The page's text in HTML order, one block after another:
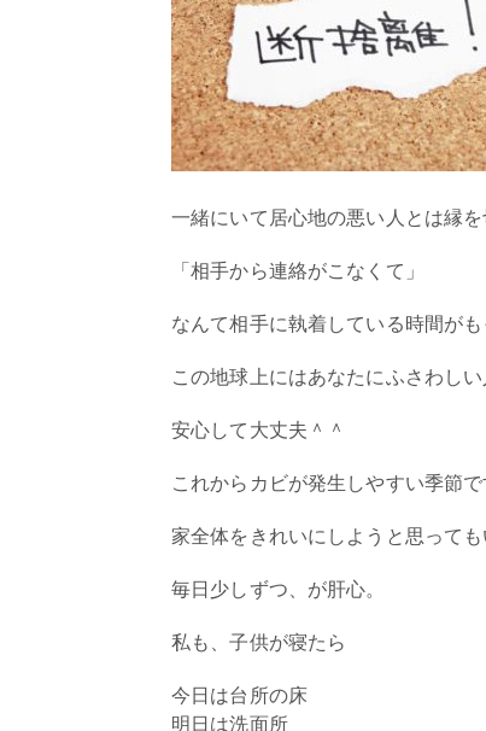
一緒にいて居心地の悪い人とは縁
「相手から連絡がこなくて」
なんて相手に執着している時間が
この地球上にはあなたにふさわし
安心して大丈夫＾＾
これからカビが発生しやすい季節で
家全体をきれいにしようと思って
毎日少しずつ、が肝心。
私も、子供が寝たら
今日は台所の床
明日は洗面所